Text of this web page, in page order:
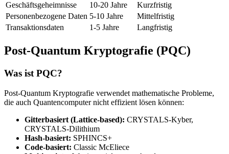
Geschäftsgeheimnisse
10-20 Jahre
Kurzfristig
Personenbezogene Daten 5-10 Jahre
Mittelfristig
Transaktionsdaten
1-5 Jahre Langfristig
Post-Quantum Kryptografie (PQC)
Was ist PQC?
Post-Quantum Kryptografie verwendet mathematische Probleme,
die auch Quantencomputer nicht effizient lösen können:
Gitterbasiert (Lattice-based): CRYSTALS-Kyber,
CRYSTALS-Dilithium
Hash-basiert: SPHINCS+
Code-basiert: Classic McEliece